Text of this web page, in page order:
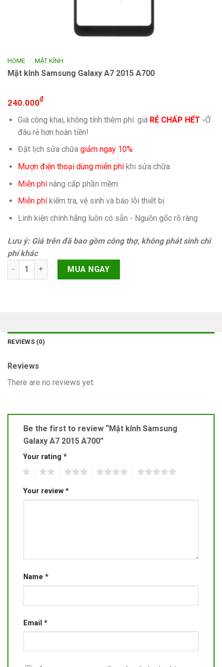
HOME / MẶT KÍNH
Mặt kính Samsung Galaxy A7 2015 A700
240.000₫
Giá công khai, không tính thêm phí: giá RẺ CHẤP HẾT -Ở
đâu rẻ hơn hoàn tiền!
Đặt lịch sửa chữa giảm ngay 10%
Mượn điện thoại dùng miễn phíkhi sửa chữa
Miễn phínâng cấp phần mềm
Miễn phíkiếm tra, vệ sinh và báo lỗi thiết bị
Linh kiện chính hãng luôn có sẵn - Nguồn gốc rõ ràng
Lưu ý: Giá trên đã bao gồm công thợ, không phát sinh chi
phí khác
Mặt kính Samsung Galaxy A7 2015 A700 quantity
MUA NGAY
REVIEWS (0)
Reviews
There are no reviews yet.
Be the first to review “Mặt kính Samsung
Galaxy A7 2015 A700”
Your rating *
Your review *
Name *
Email *